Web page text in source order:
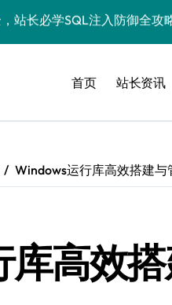
站长必学防注入核心策略
解码安全防注入实战秘籍
资源全攻略
源调配揭秘
全策略，智防注入攻克后端
首页 站长资讯
Windows运行库高效搭建与
高效